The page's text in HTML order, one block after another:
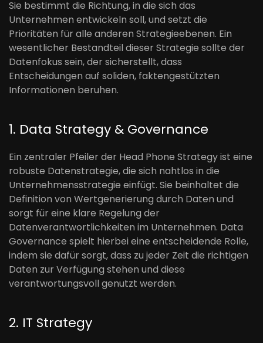
Sie bestimmt die Richtung, in die sich das
Unternehmen entwickeln soll, und setzt die
Prioritäten für alle anderen Strategieebenen. Ein
wesentlicher Bestandteil dieser Strategie sollte der
Datenfokus sein, der sicherstellt, dass
Entscheidungen auf soliden, faktengestützten
Informationen beruhen.
1. Data Strategy & Governance
Ein zentraler Pfeiler der Head Phone Strategy ist eine
robuste Datenstrategie, die sich nahtlos in die
Unternehmensstrategie einfügt. Sie beinhaltet die
Definition von Wertgenerierung durch Daten und
sorgt für eine klare Regelung der
Datenverantwortlichkeiten im Unternehmen. Data
Governance spielt hierbei eine entscheidende Rolle,
indem sie dafür sorgt, dass zu jeder Zeit die richtigen
Daten zur Verfügung stehen und diese
verantwortungsvoll genutzt werden.
2. IT Strategy